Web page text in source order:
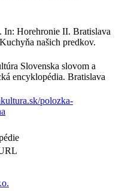
In: Horehronie II. Bratislava
našich predkov.
Slovenska slovom a
encyklopédia. Bratislava
polozka-